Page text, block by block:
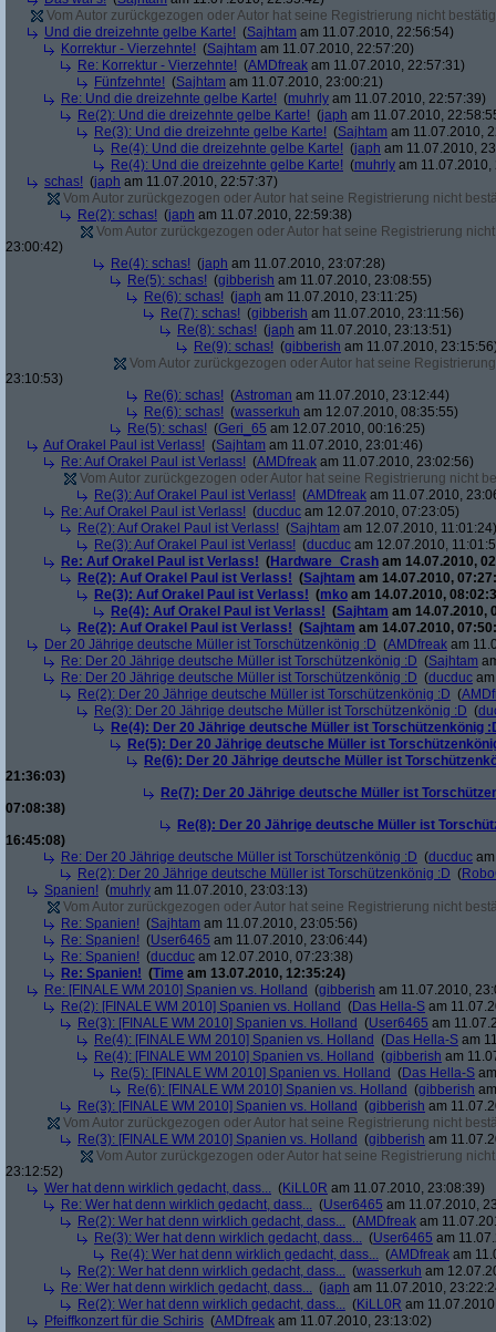
Vom Autor zurückgezogen oder Autor hat seine Registrierung nicht
Und die dreizehnte gelbe Karte! (Sajhtam am 11.07.2010, 22:56:54)
Korrektur - Vierzehnte! (Sajhtam am 11.07.2010, 22:57:20)
Re: Korrektur - Vierzehnte! (AMDfreak am 11.07.2010, 22:57:31)
Fünfzehnte! (Sajhtam am 11.07.2010, 23:00:21)
Re: Und die dreizehnte gelbe Karte! (muhrly am 11.07.2010, 22:57:39)
Re(2): Und die dreizehnte gelbe Karte! (japh am 11.07.2010,
Re(3): Und die dreizehnte gelbe Karte! (Sajhtam am 11.07.2010,
Re(4): Und die dreizehnte gelbe Karte! (japh am 11.07.2010,
Re(4): Und die dreizehnte gelbe Karte! (muhrly am 11.07.2010,
schas! (japh am 11.07.2010, 22:57:37)
Vom Autor zurückgezogen oder Autor hat seine Registrierung nicht
Re(2): schas! (japh am 11.07.2010, 22:59:38)
Vom Autor zurückgezogen oder Autor hat seine Registrierung
23:00:42)
Re(4): schas! (japh am 11.07.2010, 23:07:28)
Re(5): schas! (gibberish am 11.07.2010, 23:08:55)
Re(6): schas! (japh am 11.07.2010, 23:11:25)
Re(7): schas! (gibberish am 11.07.2010, 23:11:56)
Re(8): schas! (japh am 11.07.2010, 23:13:51)
Re(9): schas! (gibberish am 11.07.2010,
Vom Autor zurückgezogen oder Autor hat seine
23:10:53)
Re(6): schas! (Astroman am 11.07.2010, 23:12:44)
Re(6): schas! (wasserkuh am 12.07.2010, 08:35:55)
Re(5): schas! (Geri_65 am 12.07.2010, 00:16:25)
Auf Orakel Paul ist Verlass! (Sajhtam am 11.07.2010, 23:01:46)
Re: Auf Orakel Paul ist Verlass! (AMDfreak am 11.07.2010, 23:02:56)
Vom Autor zurückgezogen oder Autor hat seine Registrierung nicht
Re(3): Auf Orakel Paul ist Verlass! (AMDfreak am 11.07.2010,
Re: Auf Orakel Paul ist Verlass! (ducduc am 12.07.2010, 07:23:05)
Re(2): Auf Orakel Paul ist Verlass! (Sajhtam am 12.07.2010, 11:01:24)
Re(3): Auf Orakel Paul ist Verlass! (ducduc am 12.07.2010,
Re: Auf Orakel Paul ist Verlass! (Hardware_Crash am 14.07.2010,
Re(2): Auf Orakel Paul ist Verlass! (Sajhtam am 14.07.2010,
Re(3): Auf Orakel Paul ist Verlass! (mko am 14.07.2010,
Re(4): Auf Orakel Paul ist Verlass! (Sajhtam am 14.07.2010,
Re(2): Auf Orakel Paul ist Verlass! (Sajhtam am 14.07.2010,
Der 20 Jährige deutsche Müller ist Torschützenkönig :D (AMDfreak am
Re: Der 20 Jährige deutsche Müller ist Torschützenkönig :D (Sajhtam
Re: Der 20 Jährige deutsche Müller ist Torschützenkönig :D (ducduc
Re(2): Der 20 Jährige deutsche Müller ist Torschützenkönig :D (
Re(3): Der 20 Jährige deutsche Müller ist Torschützenkönig :D (
Re(4): Der 20 Jährige deutsche Müller ist Torschützenkönig
Re(5): Der 20 Jährige deutsche Müller ist
Re(6): Der 20 Jährige deutsche Müller ist
21:36:03)
Re(7): Der 20 Jährige deutsche Müller ist
07:08:38)
Re(8): Der 20 Jährige deutsche Müller ist
16:45:08)
Re: Der 20 Jährige deutsche Müller ist Torschützenkönig :D (ducduc
Re(2): Der 20 Jährige deutsche Müller ist Torschützenkönig :D (
Spanien! (muhrly am 11.07.2010, 23:03:13)
Vom Autor zurückgezogen oder Autor hat seine Registrierung nicht
Re: Spanien! (Sajhtam am 11.07.2010, 23:05:56)
Re: Spanien! (User6465 am 11.07.2010, 23:06:44)
Re: Spanien! (ducduc am 12.07.2010, 07:23:38)
Re: Spanien! (Time am 13.07.2010, 12:35:24)
Re: [FINALE WM 2010] Spanien vs. Holland (gibberish am 11.07.2010,
Re(2): [FINALE WM 2010] Spanien vs. Holland (Das Hella-S am
Re(3): [FINALE WM 2010] Spanien vs. Holland (User6465 am
Re(4): [FINALE WM 2010] Spanien vs. Holland (Das Hella-S am
Re(4): [FINALE WM 2010] Spanien vs. Holland (gibberish am
Re(5): [FINALE WM 2010] Spanien vs. Holland (Das Hella-S
Re(6): [FINALE WM 2010] Spanien vs. Holland (gibberish
Re(3): [FINALE WM 2010] Spanien vs. Holland (gibberish am
Vom Autor zurückgezogen oder Autor hat seine Registrierung nicht
Re(3): [FINALE WM 2010] Spanien vs. Holland (gibberish am
Vom Autor zurückgezogen oder Autor hat seine Registrierung
23:12:52)
Wer hat denn wirklich gedacht, dass... (KiLL0R am 11.07.2010, 23:08:39)
Re: Wer hat denn wirklich gedacht, dass... (User6465 am 11.07.2010,
Re(2): Wer hat denn wirklich gedacht, dass... (AMDfreak am
Re(3): Wer hat denn wirklich gedacht, dass... (User6465 am
Re(4): Wer hat denn wirklich gedacht, dass... (AMDfreak am
Re(2): Wer hat denn wirklich gedacht, dass... (wasserkuh am
Re: Wer hat denn wirklich gedacht, dass... (japh am 11.07.2010,
Re(2): Wer hat denn wirklich gedacht, dass... (KiLL0R am
Pfeiffkonzert für die Schiris (AMDfreak am 11.07.2010, 23:13:02)